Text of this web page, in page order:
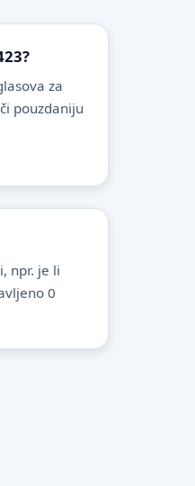
za
pouzdaniju
npr. je li
0